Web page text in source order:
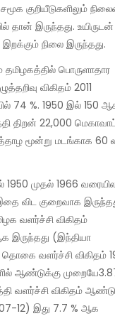
குறியீடுகளிலும்
தான் இருந்தது. உயிருடன்
நிலை இருந்தது.
விகிதம் 2011
74 %. 1950 இல் 150
திறன் 22,000
மூன்று மடங்காக 60
விட குறைவாக
வளர்ச்சி விகிதம்
இருந்தது (இந்தியா
வளர்ச்சி விகிதம்
ஆண்டுக்கு
வளர்ச்சி விகிதம் ஆண்டு
12) இது 7.7 % ஆக